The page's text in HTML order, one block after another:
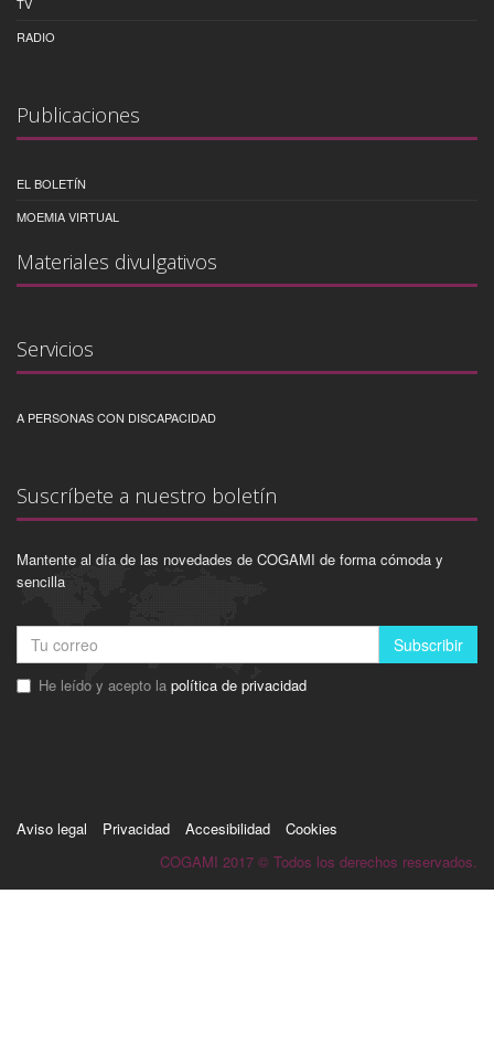
RADIO
Publicaciones
EL BOLETÍN
MOEMIA VIRTUAL
Materiales divulgativos
Servicios
A PERSONAS CON DISCAPACIDAD
Suscríbete a nuestro boletín
Mantente al día de las novedades de COGAMI de forma cómoda y
sencilla
Subscribir
He leído y acepto la política de privacidad
Aviso legal Privacidad Accesibilidad
Cookies
COGAMI 2017 © Todos los derechos reservados.